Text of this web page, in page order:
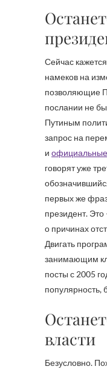
Сейчас
намеков на
позволяющие
послании не
Путиным
запрос на
и официальные
говорят уже
первых же
президент.
о причинах
Двигать
занимающим
посты с 2005
популярность,
власти
Безусловно.